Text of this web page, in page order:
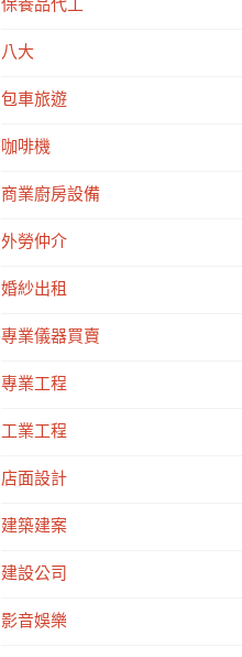
保養品代工
八大
包車旅遊
咖啡機
商業廚房設備
外勞仲介
婚紗出租
專業儀器買賣
專業工程
工業工程
店面設計
建築建案
建設公司
影音娛樂